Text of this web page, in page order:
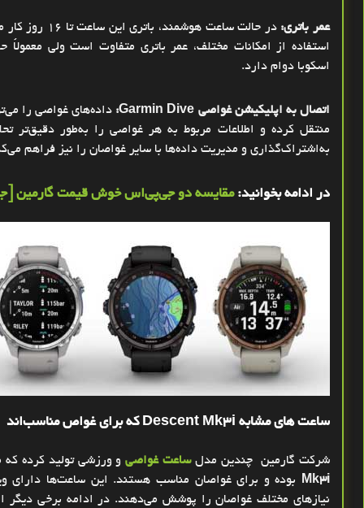
عمر باتری: در حالت ساعت
اسکوبا دوام دارد.
اتصال به اپلیکیشن غواصی Garmin Dive
: داده‌های غواصی را
منتقل کرده و اطلاعات مربوط به هر غواصی را به‌طور دقیق‌تر
به‌اشتراک‌گذاری و مدیریت داده‌ها با سایر غواصان را نیز فراهم
در ادامه بخوانید:مقایسه دو جی‌پی‌اس خوش قیمت گارمین
ساعت های مشابه Descent Mk3i که برای غواص مناسب‌اند
شرکت گارمین چندین مدلساعت غواصیو ورزشی تولید کرده که
Mk3i بوده و برای غواصان مناسب هستند. این ساعت‌ها دارای
نیازهای مختلف غواصان را پوشش می‌دهند. در ادامه برخی دیگر